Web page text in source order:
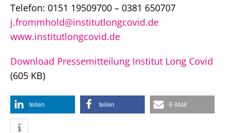
Telefon: 0151 19509700 – 0381 650707
j.frommhold@institutlongcovid.de
www.institutlongcovid.de
Download Pressemitteilung Institut Long Covid
(605 KB)
teilen teilen E-Mail